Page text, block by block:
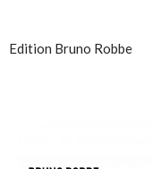
Edition Bruno Robbe